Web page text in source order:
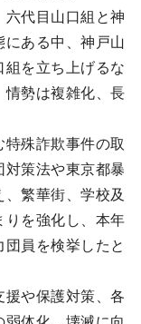
代目山口組と神
にある中、神戸山
組を立ち上げるな
情勢は複雑化、長
殊詐欺事件の取
対策法や東京都暴
繁華街、学校及
りを強化し、本年
員を検挙したと
や保護対策、各